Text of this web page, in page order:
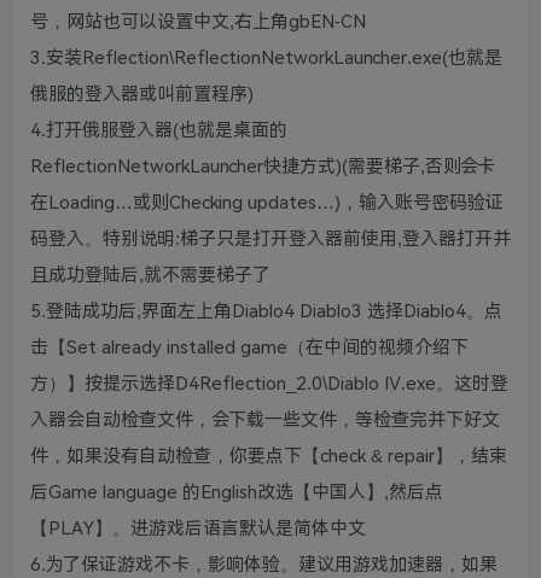
号，网站也可以设置中文,右上角gbEN-CN
3.安装Reflection\ReflectionNetworkLauncher.exe(也就是
俄服的登入器或叫前置程序)
4.打开俄服登入器(也就是桌面的
ReflectionNetworkLauncher快捷方式)(需要梯子,否则会卡
在Loading…或则Checking updates…)，输入账号密码验证
码登入。特别说明:梯子只是打开登入器前使用,登入器打开并
且成功登陆后,就不需要梯子了
5.登陆成功后,界面左上角Diablo4 Diablo3 选择Diablo4。点
击【Set already installed game（在中间的视频介绍下
方）】按提示选择D4Reflection_2.0\Diablo IV.exe。这时登
入器会自动检查文件，会下载一些文件，等检查完并下好文
件，如果没有自动检查，你要点下【check & repair】，结束
后Game language 的English改选【中国人】,然后点
【PLAY】。进游戏后语言默认是简体中文
6.为了保证游戏不卡，影响体验。建议用游戏加速器，如果